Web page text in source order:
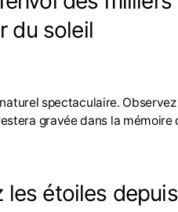
du soleil
spectaculaire.
gravée dans la mémoire
les étoiles